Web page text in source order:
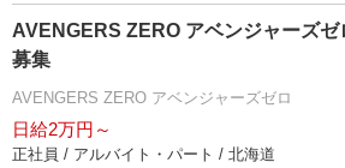
AVENGERS ZERO アベンジャーズゼ
募集
AVENGERS ZERO アベンジャーズゼロ
日給2万円～
正社員 / アルバイト・パート / 北海道